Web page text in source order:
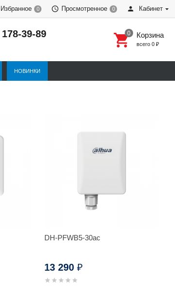
Избранное 0 Просмотренное 0 Кабинет
39-89 Корзина
всего 0 ₽
НОВИНКИ
DH-PFWB5-30ac
13 290₽